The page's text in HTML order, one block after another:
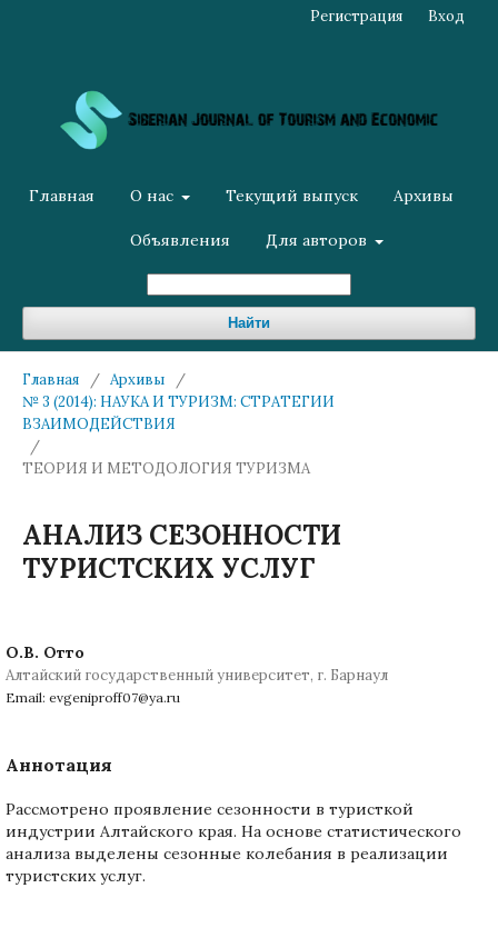
Главная О нас Текущий выпуск Архивы
Объявления Для авторов
Найти
Регистрация Вход
Главная / Архивы
/
№ 3 (2014): НАУКА И ТУРИЗМ: СТРАТЕГИИ
ВЗАИМОДЕЙСТВИЯ
/
ТЕОРИЯ И МЕТОДОЛОГИЯ ТУРИЗМА
АНАЛИЗ СЕЗОННОСТИ
ТУРИСТСКИХ УСЛУГ
О.В. Отто
Алтайский государственный университет, г. Барнаул
Email: evgeniproff07@ya.ru
Аннотация
Рассмотрено проявление сезонности в туристкой
индустрии Алтайского края. На основе статистического
анализа выделены сезонные колебания в реализации
туристских услуг.